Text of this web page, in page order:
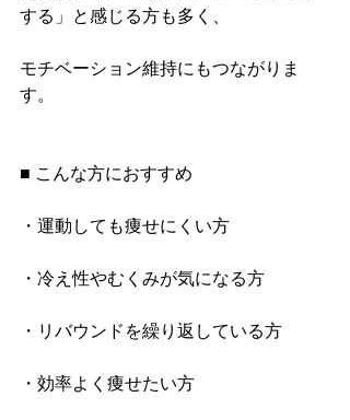
する」と感じる方も多く、
モチベーション維持にもつながりま
す。
■ こんな方におすすめ
・運動しても痩せにくい方
・冷え性やむくみが気になる方
・リバウンドを繰り返している方
・効率よく痩せたい方